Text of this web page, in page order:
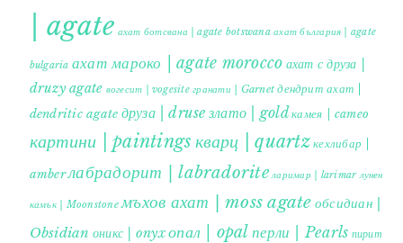
| agate ахат ботсвана | agate botswana ахат българия | agate
bulgaria ахат мароко | agate morocco ахат с друза |
druzy agate вогесит | vogesite гранати | Garnet дендрит ахат |
dendritic agate друза | druse злато | gold камея | cameo
картини | paintings кварц | quartzкехлибар |
amberлабрадорит | labradorite ларимар | larimar лунен
камък | Moonstone мъхов ахат | moss agate обсидиан |
Obsidian оникс | onyxопал | opal перли | Pearls пирит |